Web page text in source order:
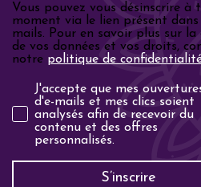
Vous pouvez vous désinscrire à
moment via le lien présent dans
mails. Pour en savoir plus sur la
de vos données et vos droits,
notre politique de
Analyse email
J'accepte que mes
d'e-mails et mes clics soient
analysés afin de recevoir du
contenu et des offres
personnalisés.
S’inscrire